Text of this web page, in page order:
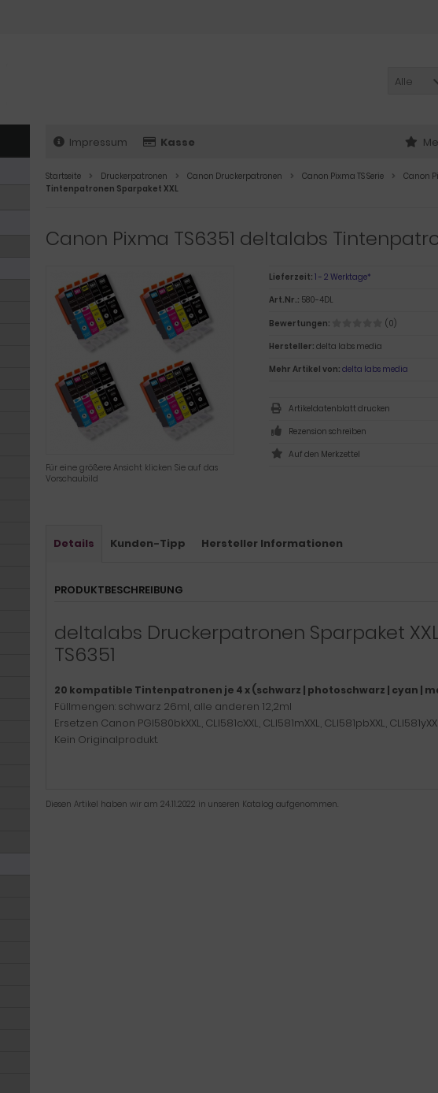
Alle
Impressum Kasse
Startseite Druckerpatronen Canon Druckerpatronen Canon Pixma TS Serie
Canon
Tintenpatronen Sparpaket XXL
Canon Pixma TS6351 deltalabs
Für eine größere Ansicht klicken Sie auf das
Vorschaubild
Lieferzeit: 1 - 2 Werktage*
Art.Nr.: 580-4DL
Bewertungen:
(0)
Hersteller: delta labs media
Mehr Artikel von: delta labs media
Artikeldatenblatt drucken
Rezension schreiben
Details Kunden-Tipp Hersteller Informationen
PRODUKTBESCHREIBUNG
deltalabs Druckerpatronen Sparpaket
TS6351
20 kompatible Tintenpatronen je 4 x (schwarz | photoschwarz | cyan |
Füllmengen: schwarz 26ml, alle anderen 12,2ml
Ersetzen Canon PGI580bkXXL, CLI581cXXL, CLI581mXXL, CLI581pbXXL,
Kein Originalprodukt.
Diesen Artikel haben wir am 24.11.2022 in unseren Katalog aufgenommen.